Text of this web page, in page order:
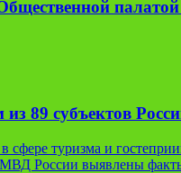
89 субъектов
сфере туризма и
России выявлены